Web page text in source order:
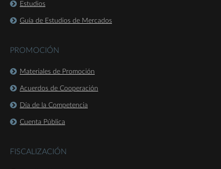
Estudios
Guía de Estudios de Mercados
PROMOCIÓN
Materiales de Promoción
Acuerdos de Cooperación
Día de la Competencia
Cuenta Pública
FISCALIZACIÓN